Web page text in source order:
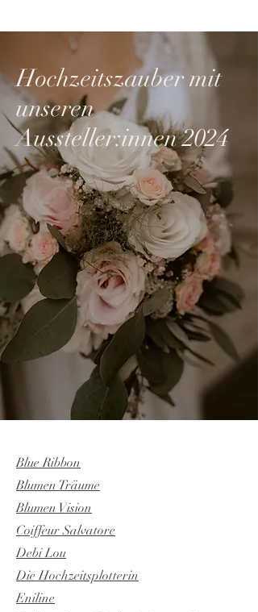
Hochzeitszauber mit
unseren
Aussteller:innen 2024
Blue Ribbon
Blumen Träume
Blumen Vision
Coiffeur Salvatore
Debi Lou
Die Hochzeitsplotterin
Eniline